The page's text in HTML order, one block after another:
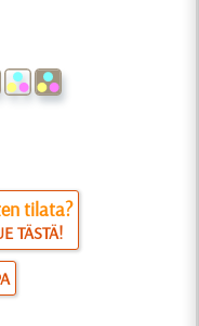
tilata?
TÄSTÄ!